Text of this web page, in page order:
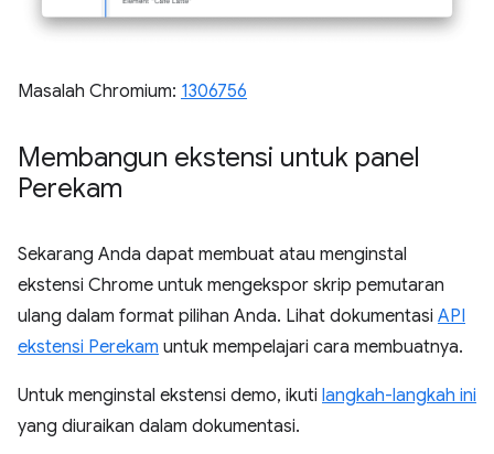
Masalah Chromium: 1306756
Membangun ekstensi untuk panel
Perekam
Sekarang Anda dapat membuat atau menginstal
ekstensi Chrome untuk mengekspor skrip pemutaran
ulang dalam format pilihan Anda. Lihat dokumentasi API
ekstensi Perekam untuk mempelajari cara membuatnya.
Untuk menginstal ekstensi demo, ikuti langkah-langkah ini
yang diuraikan dalam dokumentasi.